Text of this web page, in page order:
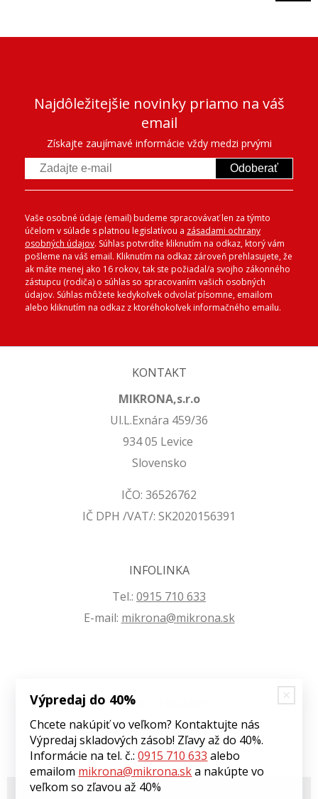
Najdôležitejšie novinky priamo na váš
email
Získajte zaujímavé informácie vždy medzi prvými
Odoberať
Vaše osobné údaje (email) budeme spracovávať len za týmto
účelom v súlade s platnou legislatívou a zásadami ochrany
osobných údajov. Súhlas potvrdíte kliknutím na odkaz, ktorý vám
pošleme na váš email. Kliknutím na odkaz zároveň prehlasujete, že
ak máte menej ako 16 rokov, tak ste požiadal/a svojho zákonného
zástupcu (rodiča) o súhlas so spracovaním vašich osobných
údajov. Súhlas môžete kedykoľvek odvolať písomne, emailom
alebo kliknutím na odkaz z ktoréhokoľvek informačného emailu.
KONTAKT
MIKRONA,s.r.o
Ul.L.Exnára 459/36
934 05 Levice
Slovensko
IČO: 36526762
IČ DPH /VAT/: SK2020156391
INFOLINKA
Tel.: 0915 710 633
E-mail: mikrona@mikrona.sk
VŠETKO O NÁKUPE
Obchodné podmienky
Ochrana osobných údajov
© 2026 Môj eshop •tvorba eshopu cez UNIobchod
Výpredaj do 40%
Chcete nakúpiť vo veľkom? Kontaktujte nás
Výpredaj skladových zásob! Zľavy až do 40%.
Informácie na tel. č.:0915 710 633 alebo
emailom mikrona@mikrona.ska nakúpte vo
veľkom so zľavou až 40%